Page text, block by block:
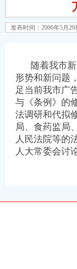
资）
）
发布时间：2006年5月
随着我市新
形势和新问题
足当前我市广
与《条例》的
法调研和代拟
局、食药监局
人民法院等的
人大常委会讨